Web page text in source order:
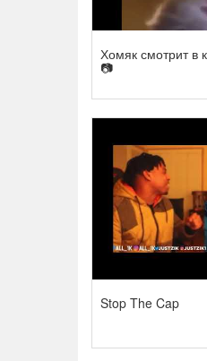
Хомяк смотрит в
📷
Stop The Cap